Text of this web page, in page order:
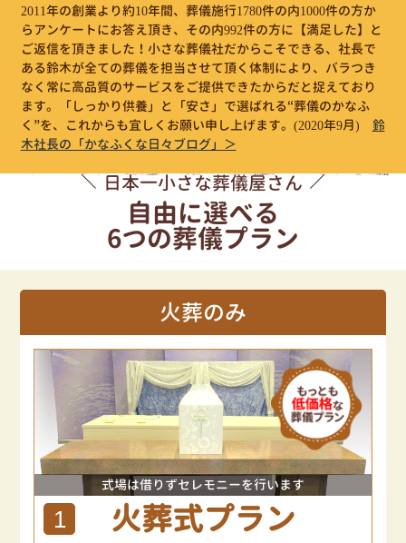
2011年の創業より約10年間、葬儀施行1780件の内1000件の方か
らアンケートにお答え頂き、その内992件の方に【満足した】と
ご返信を頂きました！小さな葬儀社だからこそできる、社長で
ある鈴木が全ての葬儀を担当させて頂く体制により、バラつき
なく常に高品質のサービスをご提供できたからだと捉えており
ます。「しっかり供養」と「安さ」で選ばれる“葬儀のかなふ
く”を、これからも宜しくお願い申し上げます。 (2020年9月)
鈴
木社長の「かなふくな日々ブログ」＞
日本一小さな葬儀屋さん
自由に選べる
6つの葬儀プラン
火葬のみ
式場は借りずセレモニーを行います
1 火葬式プラン